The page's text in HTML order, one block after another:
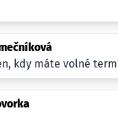
kdy máte volné